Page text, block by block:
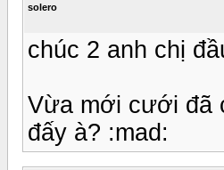
solero
chúc 2 anh chị
Vừa mới cưới đã
đấy à? :mad: